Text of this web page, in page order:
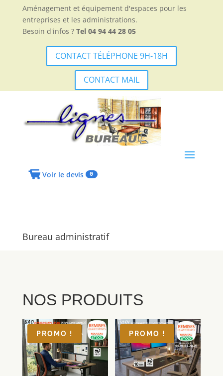
Aménagement et équipement d'espaces pour les
entreprises et les administrations.
Besoin d'infos ? Tel 04 94 44 28 05
CONTACT TÉLÉPHONE 9H-18H
CONTACT MAIL
Voir le devis 0
Bureau administratif
NOS PRODUITS
PROMO ! PROMO !